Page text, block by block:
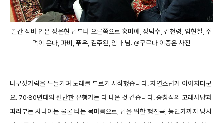
빨간 잠바 입은 정운현 님부터 오른쪽으로 홍미애, 정덕수, 김천령, 임현철, 주
먹이 운다, 파비, 푸우, 김주완, 임마 님. @구르다 이종은 사진
나무젓가락을 두들기며 노래를 부르기 시작했습니다. 자연스럽게 이어지더군
요. 70·80년대의 웬만한 유행가는 다 나온 것 같습니다. 송창식의 고래사냥과
피리부는 사나이는 물론 타는 목마름으로, 님을 위한 행진곡, 농민가까지 당시